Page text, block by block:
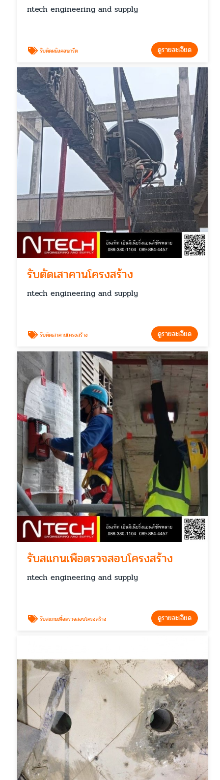
ntech engineering and supply
รับตัดผนังคอนกรีต ดูรายละเอียด
รับตัดเสาคานโครงสร้าง
ntech engineering and supply
รับตัดเสาคานโครงสร้าง ดูรายละเอียด
รับสแกนเพื่อตรวจสอบโครงสร้าง
ntech engineering and supply
รับสแกนเพื่อตรวจสอบโครงสร้าง ดูรายละเอียด